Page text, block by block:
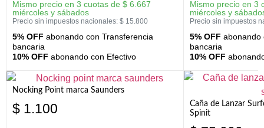
Mismo precio en 3 cuotas de $ 6.667
miércoles y sábados
Precio sin impuestos nacionales: $ 15.800
5% OFF abonando con Transferencia
bancaria
10% OFF abonando con Efectivo
Mismo precio en 3
miércoles y
Precio sin impuestos
5% OFF abonando
bancaria
10% OFF
Nocking Point marca Saunders
$ 1.100
Caña de Lanzar
Spinit